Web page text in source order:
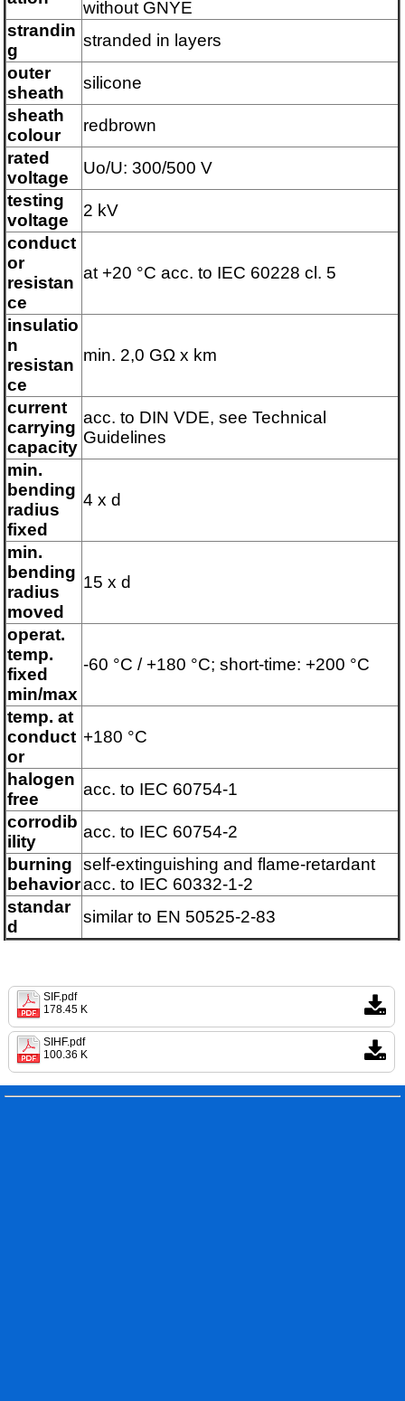
without GNYE
strandin
g
stranded in layers
outer
sheath
silicone
sheath
colour
redbrown
rated
voltage
Uo/U: 300/500 V
testing
voltage
2 kV
conduct
or
resistan
ce
at +20 °C acc. to IEC 60228 cl. 5
insulatio
n
resistan
ce
min. 2,0 GΩ x km
current
carrying
capacity
acc. to DIN VDE, see Technical
Guidelines
min.
bending
radius
fixed
4 x d
min.
bending
radius
moved
15 x d
operat.
temp.
fixed
min/max
-60 °C / +180 °C; short-time: +200 °C
temp. at
conduct
or
+180 °C
halogen
free
acc. to IEC 60754-1
corrodib
ility
acc. to IEC 60754-2
burning
behavior
self-extinguishing and flame-retardant
acc. to IEC 60332-1-2
standar
d
similar to EN 50525-2-83
SIF.pdf
178.45 K
SIHF.pdf
100.36 K